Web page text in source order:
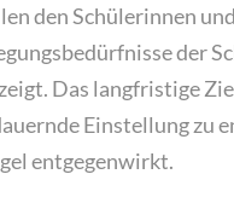
den Schülerinnen
der
Das langfristige
Einstellung zu
entgegenwirkt.